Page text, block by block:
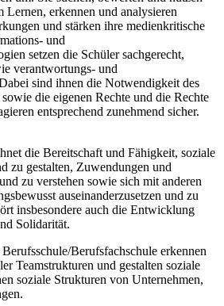
Lernen, erkennen und analysieren
und stärken ihre medienkritische
und
setzen die Schüler sachgerecht,
verantwortungs- und
sind ihnen die Notwendigkeit des
die eigenen Rechte und die Rechte
entsprechend zunehmend sicher.
die Bereitschaft und Fähigkeit, soziale
zu gestalten, Zuwendungen und
zu verstehen sowie sich mit anderen
auseinanderzusetzen und zu
insbesondere auch die Entwicklung
Solidarität.
Berufsfachschule erkennen
Teamstrukturen und gestalten soziale
soziale Strukturen von Unternehmen,